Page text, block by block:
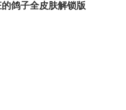
鸽子全皮肤解锁版